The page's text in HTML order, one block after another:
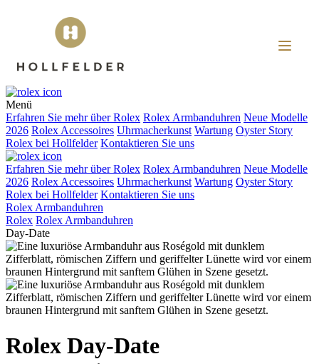
Menü
Erfahren Sie mehr überRolex Rolex Armbanduhren Neue Modelle
2026 Rolex Accessoires Uhrmacherkunst Wartung Oyster Story
Rolex bei Hollfelder Kontaktieren Sie uns
Erfahren Sie mehr überRolex Rolex Armbanduhren Neue Modelle
2026 Rolex Accessoires Uhrmacherkunst Wartung Oyster Story
Rolex bei Hollfelder Kontaktieren Sie uns
Rolex Armbanduhren
Rolex Rolex Armbanduhren
Day-Date
Rolex Day-Date